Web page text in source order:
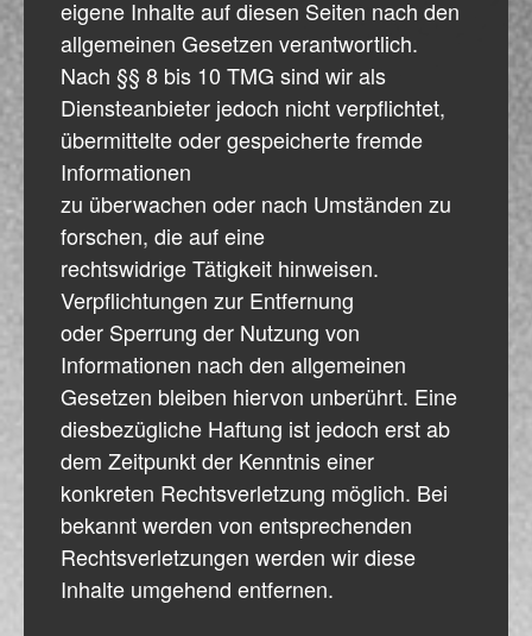
eigene Inhalte auf diesen Seiten nach den
allgemeinen Gesetzen verantwortlich.
Nach §§ 8 bis 10 TMG sind wir als
Diensteanbieter jedoch nicht verpflichtet,
übermittelte oder gespeicherte fremde
Informationen
zu überwachen oder nach Umständen zu
forschen, die auf eine
rechtswidrige Tätigkeit hinweisen.
Verpflichtungen zur Entfernung
oder Sperrung der Nutzung von
Informationen nach den allgemeinen
Gesetzen bleiben hiervon unberührt. Eine
diesbezügliche Haftung ist jedoch erst ab
dem Zeitpunkt der Kenntnis einer
konkreten Rechtsverletzung möglich. Bei
bekannt werden von entsprechenden
Rechtsverletzungen werden wir diese
Inhalte umgehend entfernen.